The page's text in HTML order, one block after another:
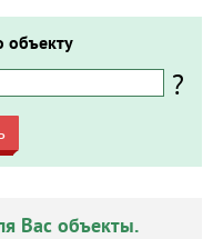
объекту
?
Вас объекты.